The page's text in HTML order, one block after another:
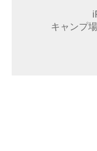
キャンプ